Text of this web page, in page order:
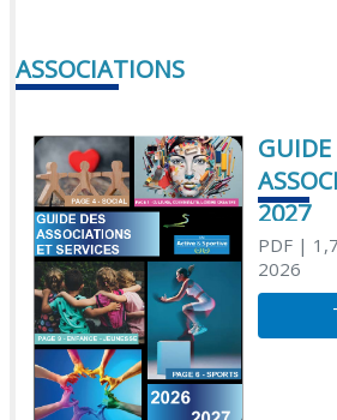
ASSOCIATIONS
GUIDE
2027
PDF|
2026